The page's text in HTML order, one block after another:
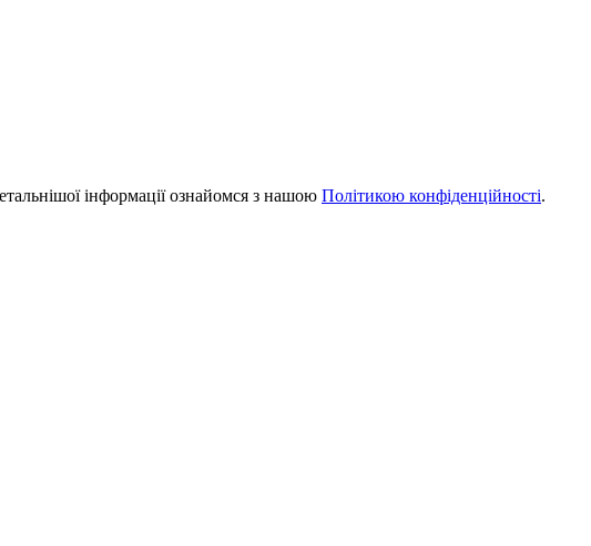
інформації ознайомся з нашою Політикою конфіденційності.